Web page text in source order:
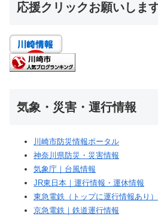
応援クリックお願いしま
気象・災害・運行情報
川崎市防災情報ポータル
神奈川県防災・災害情報
気象庁｜台風情報
JR東日本｜運行情報・運休情報
東急電鉄（トップに運行情報あり）
京急電鉄｜鉄道運行情報